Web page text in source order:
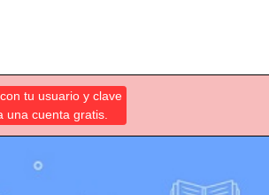
tu usuario y clave
una cuenta gratis.